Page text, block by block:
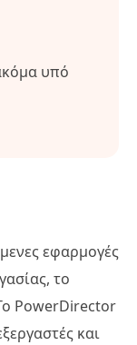
υπό
εφαρμογές
το
PowerDirector
και